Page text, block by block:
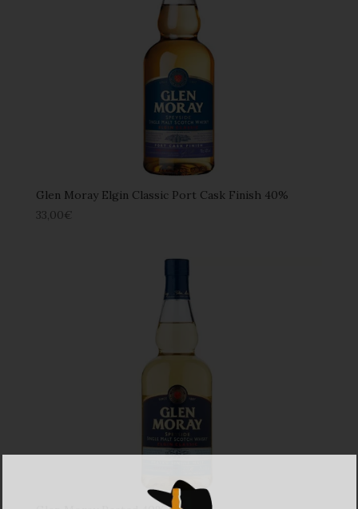
Glen Moray Elgin Classic Port Cask Finish 40%
33,00€